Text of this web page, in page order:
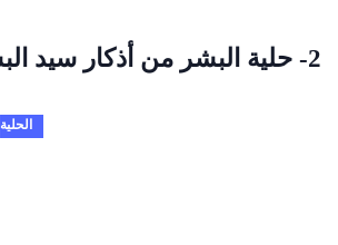
2- حلية البشر من أذكار سيد البشر
الحلية